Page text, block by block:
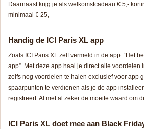
Daarnaast krijg je als welkomstcadeau € 5,-
minimaal € 25,-
Handig de ICI Paris XL app
Zoals ICI Paris XL zelf vermeld in de app: “Het
app”. Met deze app haal je direct alle voordelen
zelfs nog voordelen te halen exclusief voor app
spaarpunten te verdienen als je de app
registreert. Al met al zeker de moeite waard om
ICI Paris XL doet mee aan Black